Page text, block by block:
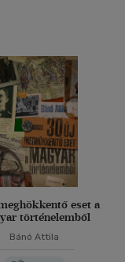
eset a
történelemből
Bánó Attila